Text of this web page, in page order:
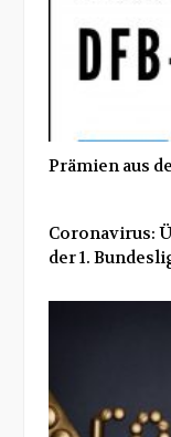
Prämien aus
Coronavirus:
der 1.